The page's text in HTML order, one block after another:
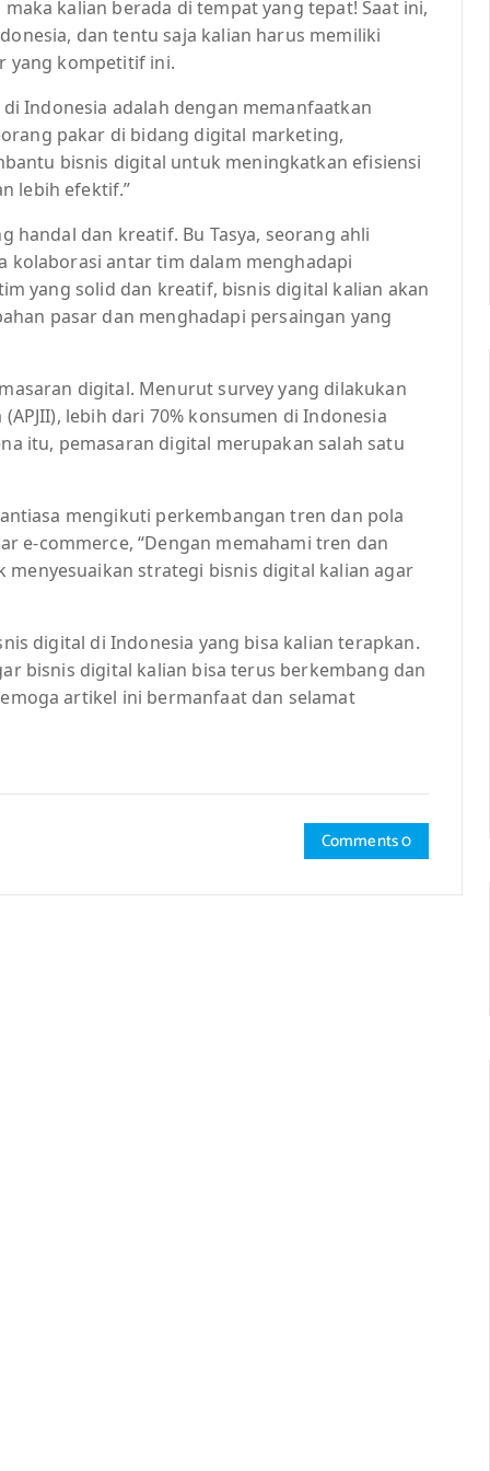
kalian berada di tempat yang tepat! Saat ini,
dan tentu saja kalian harus memiliki
yang kompetitif ini.
Indonesia adalah dengan memanfaatkan
pakar di bidang digital marketing,
bisnis digital untuk meningkatkan efisiensi
lebih efektif.”
dan kreatif. Bu Tasya, seorang ahli
kolaborasi antar tim dalam menghadapi
yang solid dan kreatif, bisnis digital kalian akan
pasar dan menghadapi persaingan yang
digital. Menurut survey yang dilakukan
lebih dari 70% konsumen di Indonesia
itu, pemasaran digital merupakan salah satu
mengikuti perkembangan tren dan pola
e-commerce, “Dengan memahami tren dan
strategi bisnis digital kalian agar
digital di Indonesia yang bisa kalian terapkan.
bisnis digital kalian bisa terus berkembang dan
artikel ini bermanfaat dan selamat
Comments 0